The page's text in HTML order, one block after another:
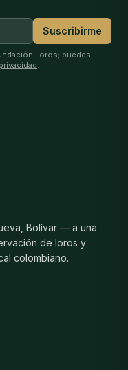
Suscribirme
Loros; puedes
.
Bolívar — a una
de loros y
colombiano.